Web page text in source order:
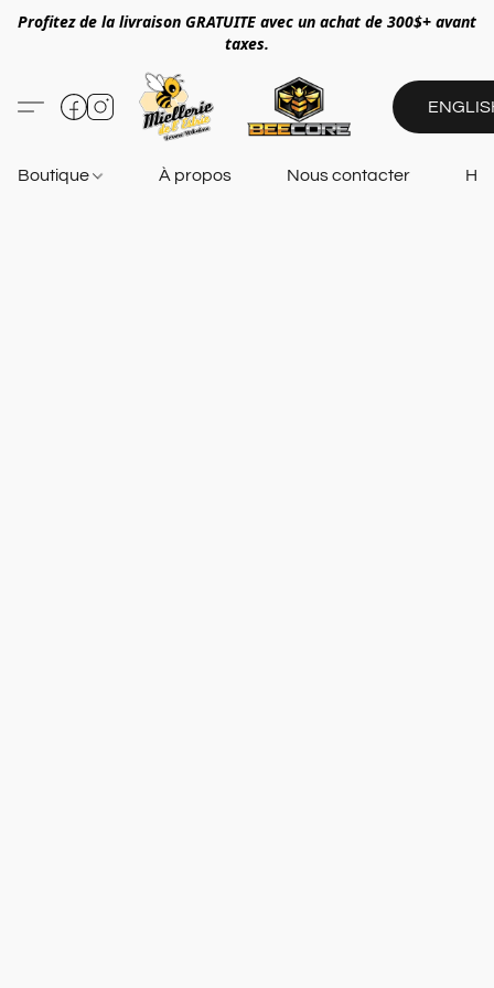
Profitez de la livraison GRATUITE avec un achat de 300$+ avant
taxes.
Boutique À propos Nous contacter